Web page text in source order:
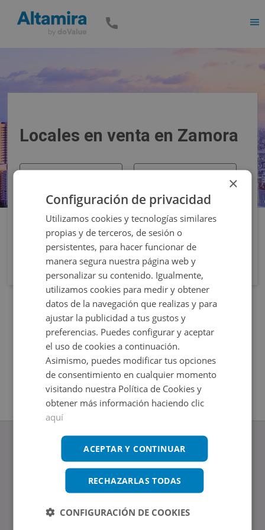
Locales en venta en Zamora
www.altamirainmuebles.com
Edificio Skylight
Tel.: 914 842 874
×
Configuración de privacidad
Utilizamos cookies y tecnologías similares
propias y de terceros, de sesión o
persistentes, para hacer funcionar de
manera segura nuestra página web y
personalizar su contenido. Igualmente,
utilizamos cookies para medir y obtener
datos de la navegación que realizas y para
ajustar la publicidad a tus gustos y
preferencias. Puedes configurar y aceptar
el uso de cookies a continuación.
Asimismo, puedes modificar tus opciones
de consentimiento en cualquier momento
visitando nuestra Política de Cookies y
obtener más información haciendo clic
aquí
ACEPTAR Y CONTINUAR
RECHAZARLAS TODAS
CONFIGURACIÓN DE COOKIES